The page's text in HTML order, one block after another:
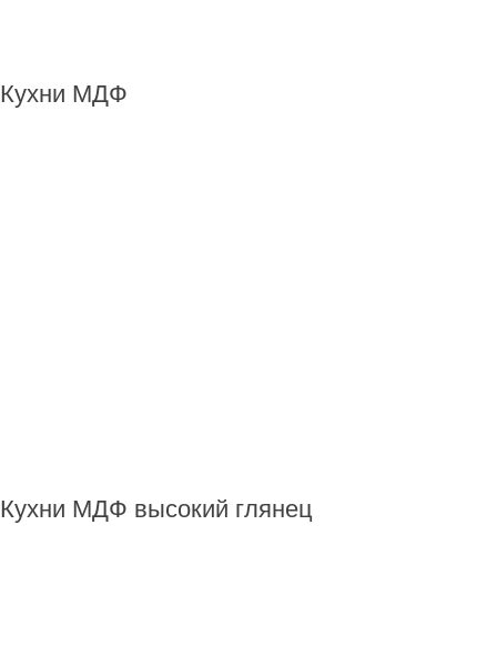
Кухни МДФ
Кухни МДФ высокий глянец